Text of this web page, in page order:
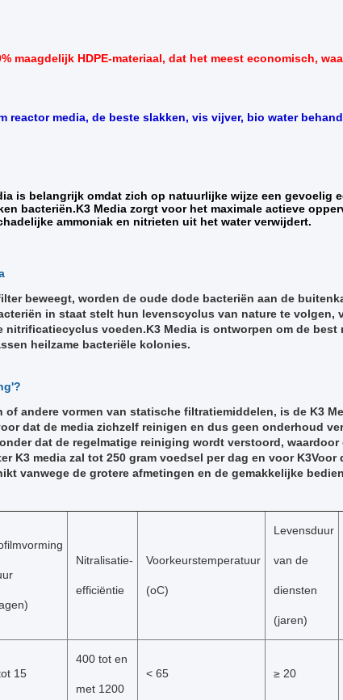
maagdelijk HDPE-materiaal, dat het meest economisch,
reactor media, de beste slakken, vis vijver, bio water
is belangrijk omdat zich op natuurlijke wijze een gevoelig
bacteriën.K3 Media zorgt voor het maximale actieve
ammoniak en nitrieten uit het water verwijdert.
beweegt, worden de oude dode bacteriën aan de
in staat stelt hun levenscyclus van nature te volgen,
nitrificatiecyclus voeden.K3 Media is ontworpen om de best
heilzame bacteriële kolonies.
andere vormen van statische filtratiemiddelen, is de K3
dat de media zichzelf reinigen en dus geen onderhoud
dat de regelmatige reiniging wordt verstoord,
K3 media zal tot 250 gram voedsel per dag en voor
vanwege de grotere afmetingen en de gemakkelijke
Nitralisatie-
efficiëntie
Voorkeurstemperatuur
(oC)
Levensduur
van de
diensten
(jaren)
15
400 tot en
met 1200
< 65 ≥ 20